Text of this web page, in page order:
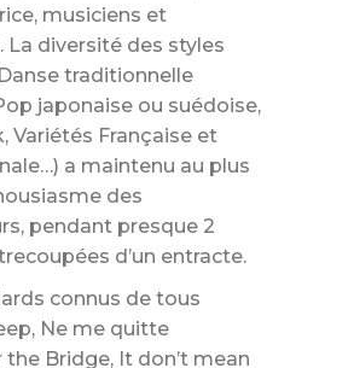
musiciens et
La diversité des styles
traditionnelle
japonaise ou suédoise,
Variétés Française et
a maintenu au plus
des
pendant presque 2
d’un entracte.
connus de tous
Ne me quitte
the Bridge, It don’t mean